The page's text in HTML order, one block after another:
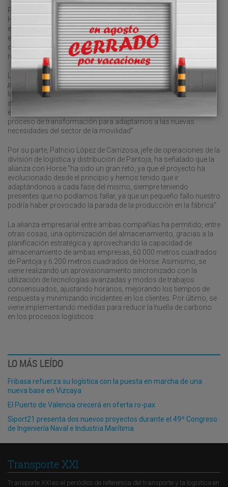
Para ello, Marlon Fonsaka, director de Global Supply Chain de
Horse, ha indicado que “asegurar la excelencia en todas las
etapas del proceso productivo, incluida la logística, es clave. Por
ello, trabajar con Pantoja Grupo Logístico es un ejemplo de
colaboración entre empresas que buscan dar respuestas a un
reto común: conseguir una movilidad más sostenible”.
La compañía explica que “ha sido imprescindible encontrar un
partner
que nos acompañe en esta evolución de la gestión
logística, no solo para asegurar que la producción llegue a su
destino de manera segura, puntual y garantizando nuestros
estándares de calidad, sino también para ser aliado de este
proceso de transformación para adaptarnos a las nuevas
necesidades del sector de la movilidad”.
Por su parte, Patricio López de Carrizosa, jefe de operaciones de la
división de logística y distribución de Pantoja, ha señalado que la
alianza con Horse “ha sido un gran reto, ya que el proyecto ha
evolucionado desde el principio y hemos tenido que ir
adaptándonos a cada fase del mismo, siempre teniendo
presentes que no podíamos fallar, ya que un pequeño fallo nuestro
podría haber provocado la parada de la producción en la fábrica”.
La alianza empresarial entre ambas compañías ha permitido, entre
otras cosas, una optimización del almacenamiento, gracias a la
planificación estratégica y aprovechando la capacidad de
almacenamiento de ambas empresas, 60.000 metros cuadrados
de Pantoja y 6.200 metros cuadrados de Horse. Asimismo, se
viene realizando un aprovisionamiento sincronizado con la
utilización de tecnologías avanzadas y modos de trabajos
consensuados, ajustando horarios, mejorando los tiempos de
respuesta y minimizando incidentes en los clientes. Por último, se
viene implementando medidas para reducir la huella de carbono
en los procesos logísticos.
LO MÁS LEÍDO
Fribasa refuerza su logística con la puesta en marcha de una
nueva base en Vizcaya
El Puerto de Valencia crecerá en oferta ro-pax
Siport21 presenta dos nuevos proyectos durante el 49º Congreso
de Ingeniería Naval e Industria Marítima
Transporte XXI
Transporte XXI es el periódico de referencia del transporte y la logística en